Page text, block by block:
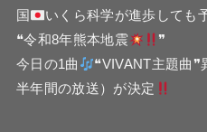
国
いくら科学が進歩しても
❝令和8年熊本地震
❞
今日の1曲
❝VIVANT主題曲❞
半年間の放送）が決定